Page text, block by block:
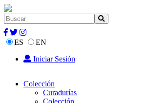
ES
EN
Iniciar Sesión
Colección
Curadurías
Colección